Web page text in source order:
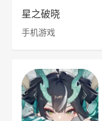
星之破晓
手机游戏